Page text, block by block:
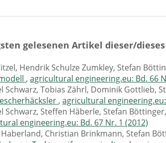
gelesenen Artikel dieser/
Hendrik Schulze Zumkley, Stefan
,agricultural engineering.eu: Bd. 66
Schwarz, Tobias Zährl, Dominik Gottlieb,
,agricultural engineering.eu:
Schwarz, Steffen Häberle, Stefan Böttinger,
engineering.eu: Bd. 67 Nr. 1 (2012)
Haberland, Christian Brinkmann, Stefan